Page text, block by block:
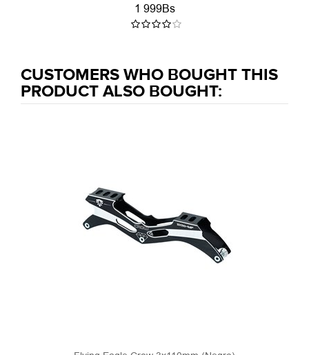
1 999Bs
CUSTOMERS WHO BOUGHT THIS
PRODUCT ALSO BOUGHT: